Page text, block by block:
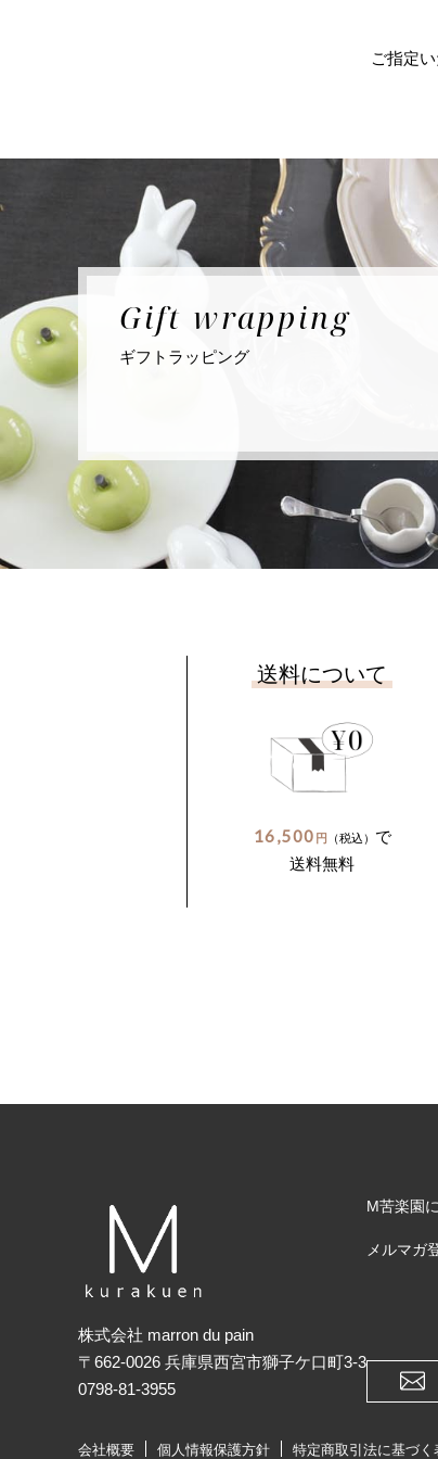
ご指定
Gift wrapping
ギフト ラッピング
送料について
16,500 円 （税込） で
送料無料
株式会社 marron du pain
〒662-0026 兵庫県西宮市獅子ケ口町3-3
0798-81-3955
M苦楽園
メルマガ
会社概要 個人情報保護方針 特定商取引法に基づく